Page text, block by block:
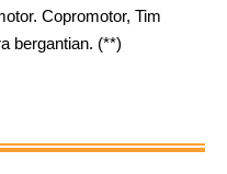
Copromotor, Tim
bergantian. (**)